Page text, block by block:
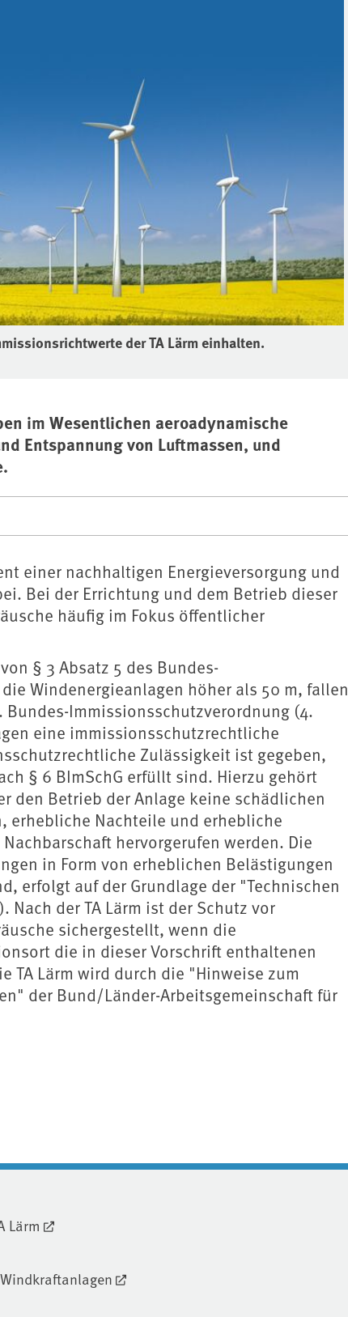
der TA Lärm einhalten.
im Wesentlichen aeroadynamische
Entspannung von Luftmassen, und
einer nachhaltigen Energieversorgung und
Bei der Errichtung und dem Betrieb dieser
häufig im Fokus öffentlicher
§ 3 Absatz 5 des Bundes-
Windenergieanlagen höher als 50 m, fallen
Bundes-Immissionsschutzverordnung (4.
eine immissionsschutzrechtliche
Zulässigkeit ist gegeben,
§ 6 BImSchG erfüllt sind. Hierzu gehört
den Betrieb der Anlage keine schädlichen
erhebliche Nachteile und erhebliche
hervorgerufen werden. Die
in Form von erheblichen Belästigungen
erfolgt auf der Grundlage der "Technischen
). Nach der TA Lärm ist der Schutz vor
sichergestellt, wenn die
die in dieser Vorschrift enthaltenen
Lärm wird durch die "Hinweise zum
der Bund/Länder-Arbeitsgemeinschaft für
Lärm